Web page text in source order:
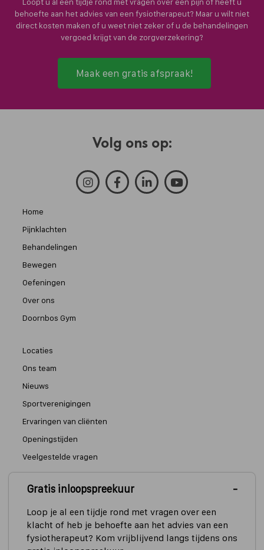
behoefte aan het advies van een fysiotherapeut? Maar u wilt niet
direct kosten maken of u weet niet zeker of u de behandelingen
vergoed krijgt van de zorgverzekering?
Maak een gratis afspraak!
Volg ons op:
Home
Pijnklachten
Behandelingen
Bewegen
Oefeningen
Over ons
Doornbos Gym
Locaties
Ons team
Nieuws
Sportverenigingen
Ervaringen van cliënten
Openingstijden
Veelgestelde vragen
Algemene informatie en tarieven
Privacyverklaring
Cookieverklaring
Copyright en disclaimer
Gratis inloopspreekuur
Loop je al een tijdje rond met vragen over een
klacht of heb je behoefte aan het advies van een
fysiotherapeut? Kom vrijblijvend langs tijdens ons